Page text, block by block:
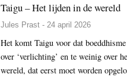
Taigu – Het lijden in de wereld
Jules Prast - 24 april 2026
Het komt Taigu voor dat
over ‘verlichting’ en te weinig over
wereld, dat eerst moet worden